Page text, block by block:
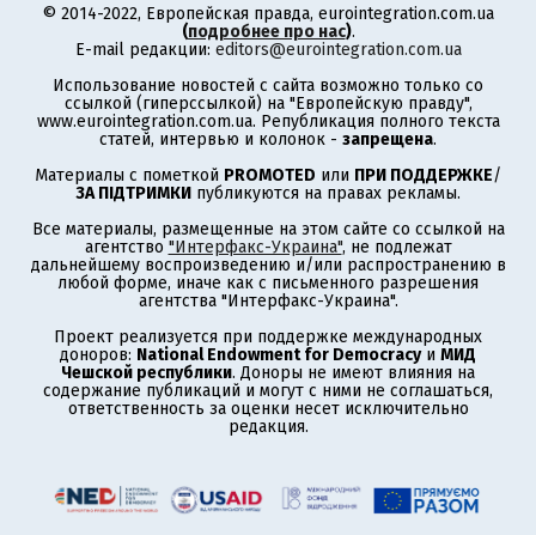
© 2014-2022, Европейская правда, eurointegration.com.ua
(подробнее про нас).
E-mail редакции: editors@eurointegration.com.ua
Использование новостей с сайта возможно только со
ссылкой (гиперссылкой) на "Европейскую правду",
www.eurointegration.com.ua. Републикация полного текста
статей, интервью и колонок - запрещена.
Материалы с пометкой PROMOTED или ПРИ ПОДДЕРЖКЕ/
ЗА ПІДТРИМКИ публикуются на правах рекламы.
Все материалы, размещенные на этом сайте со ссылкой на
агентство "Интерфакс-Украина", не подлежат
дальнейшему воспроизведению и/или распространению в
любой форме, иначе как с письменного разрешения
агентства "Интерфакс-Украина".
Проект реализуется при поддержке международных
доноров: National Endowment for Democracyи МИД
Чешской республики. Доноры не имеют влияния на
содержание публикаций и могут с ними не соглашаться,
ответственность за оценки несет исключительно
редакция.